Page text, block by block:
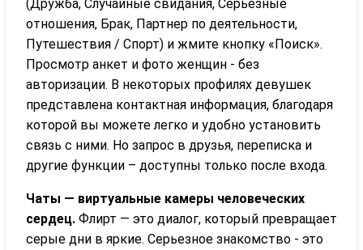
(Дружба, Случайные свидания, Серьезные
отношения, Брак, Партнер по деятельности,
Путешествия / Спорт) и жмите кнопку «Поиск».
Просмотр анкет и фото женщин - без
авторизации. В некоторых профилях девушек
представлена контактная информация, благодаря
которой вы можете легко и удобно установить
связь с ними. Но запрос в друзья, переписка и
другие функции – доступны только после входа.
Чаты — виртуальные камеры человеческих
сердец. Флирт — это диалог, который превращает
серые дни в яркие. Серьезное знакомство - это